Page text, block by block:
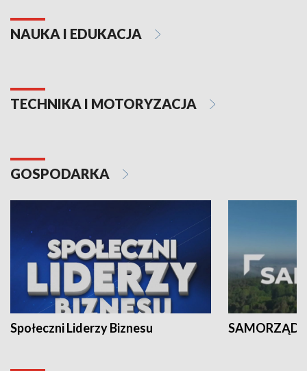
NAUKA I EDUKACJA
TECHNIKA I MOTORYZACJA
GOSPODARKA
Społeczni Liderzy Biznesu SAMORZĄD